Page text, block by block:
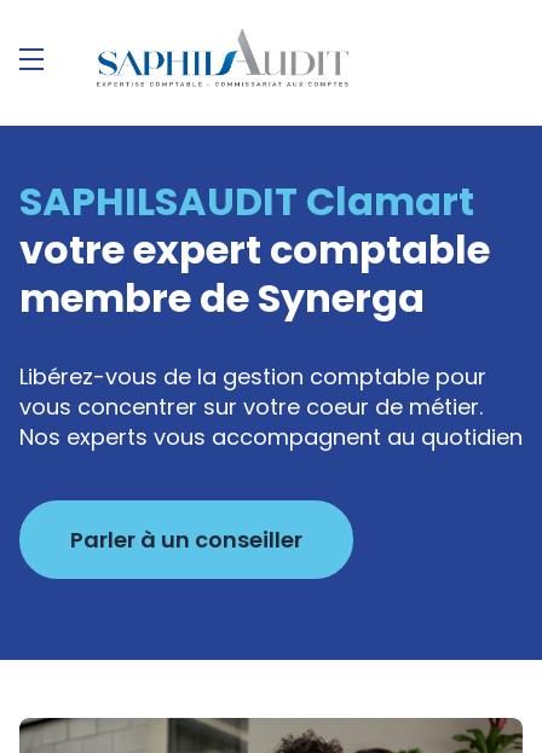
SAPHILSAUDIT Clamart
votre expert comptable
membre de Synerga
Libérez-vous de la gestion comptable pour
vous concentrer sur votre coeur de métier.
Nos experts vous accompagnent au quotidien
Parler à un conseiller